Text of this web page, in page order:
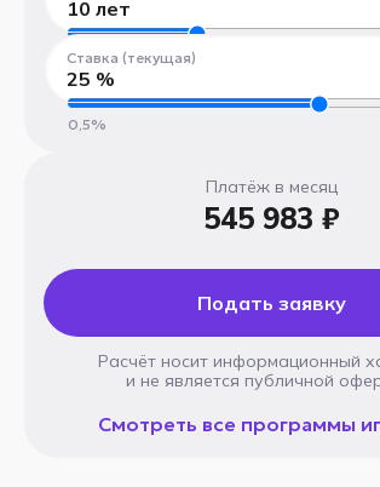
10 лет
1 год
Ставка (текущая)
25 %
0,5%
Платёж в месяц
545 983 ₽
Подать заявку
Расчёт носит информационный
и не является публичной
Смотреть все программы